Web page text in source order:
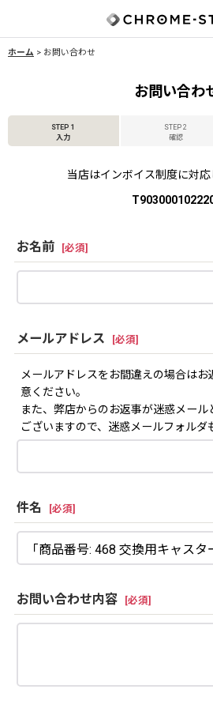
ホーム > お問い合わせ
お問い合わ
STEP 1
入力
STEP 2
確認
当店はインボイス制度に対応
お名前 [必須]
メールアドレス [必須]
メールアドレスをお間違えの場合は
意ください。
また、弊店からのお返事が迷惑メー
ございますので、迷惑メールフォルダ
件名 [必須]
お問い合わせ内容 [必須]